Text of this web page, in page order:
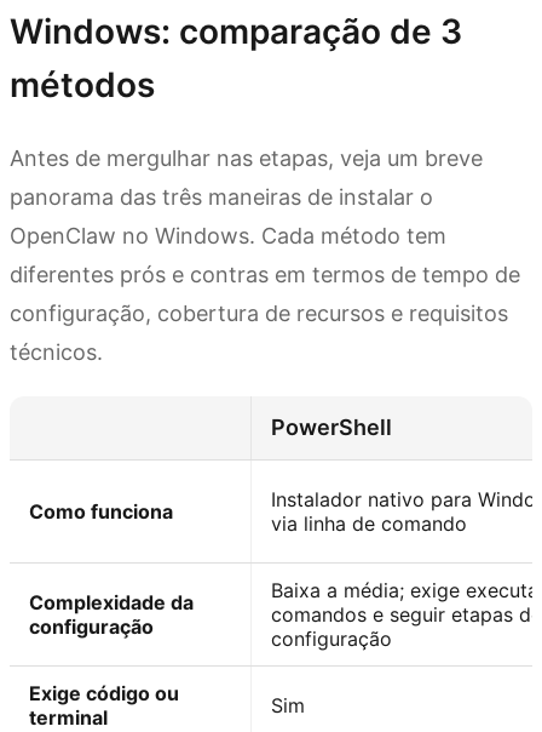
Windows: comparação de 3
métodos
Antes de mergulhar nas etapas, veja um breve
panorama das três maneiras de instalar o
OpenClaw no Windows. Cada método tem
diferentes prós e contras em termos de tempo de
configuração, cobertura de recursos e requisitos
técnicos.
PowerShell
Como funciona
Instalador nativo para
via linha de comando
Complexidade da
configuração
Baixa a média; exige
comandos e seguir etapas de
configuração
Exige código ou
terminal
Sim